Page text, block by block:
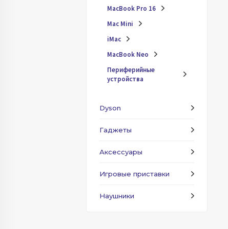
MacBook Pro 16
Mac Mini
iMac
MacBook Neo
Периферийные
устройства
Dyson
Гаджеты
Аксессуары
Игровые приставки
Наушники